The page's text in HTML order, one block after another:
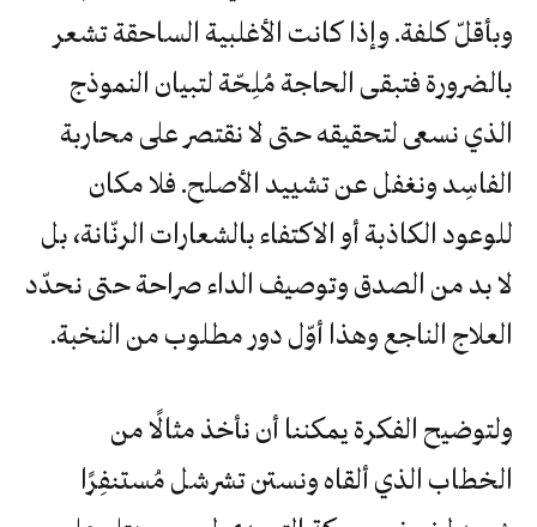
وبأقلّ كلفة. وإذا كانت الأغلبية الساحقة تشعر
بالضرورة فتبقى الحاجة مُلِحّة لتبيان النموذج
الذي نسعى لتحقيقه حتى لا نقتصر على محاربة
الفاسِد ونغفل عن تشييد الأصلح. فلا مكان
للوعود الكاذبة أو الاكتفاء بالشعارات الرنّانة، بل
لا بد من الصدق وتوصيف الداء صراحة حتى نحدّد
العلاج الناجع وهذا أوّل دور مطلوب من النخبة.
ولتوضيح الفكرة يمكننا أن نأخذ مثالًا من
الخطاب الذي ألقاه ونستن تشرشل مُستنفِرًا